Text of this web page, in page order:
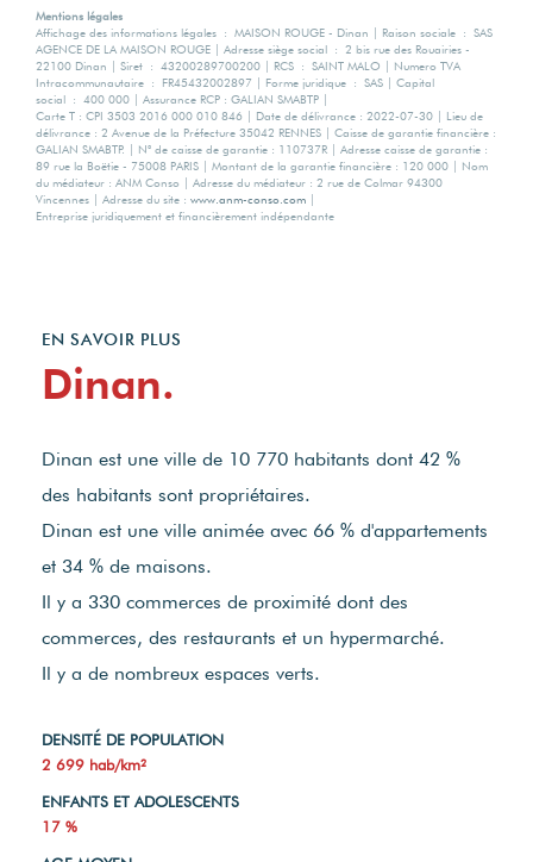
Mentions légales
Affichage des informations légales : MAISON ROUGE - Dinan | Raison sociale : SAS
AGENCE DE LA MAISON ROUGE | Adresse siège social : 2 bis rue des Rouairies -
22100 Dinan | Siret : 43200289700200 | RCS : SAINT MALO | Numero TVA
Intracommunautaire : FR45432002897 | Forme juridique : SAS | Capital
social : 400 000 | Assurance RCP : GALIAN SMABTP |
Carte T : CPI 3503 2016 000 010 846 | Date de délivrance : 2022-07-30 | Lieu de
délivrance : 2 Avenue de la Préfecture 35042 RENNES | Caisse de garantie financière :
GALIAN SMABTP. | N° de caisse de garantie : 110737R | Adresse caisse de garantie :
89 rue la Boëtie - 75008 PARIS | Montant de la garantie financière : 120 000 | Nom
du médiateur : ANM Conso | Adresse du médiateur : 2 rue de Colmar 94300
Vincennes | Adresse du site : www.anm-conso.com
Entreprise juridiquement et financièrement indépendante
EN SAVOIR PLUS
Dinan.
Dinan est une ville de 10 770 habitants dont 42 %
des habitants sont propriétaires.
Dinan est une ville animée avec 66 % d'appartements
et 34 % de maisons.
Il y a 330 commerces de proximité dont des
commerces, des restaurants et un hypermarché.
Il y a de nombreux espaces verts.
DENSITÉ DE POPULATION
2 699 hab/km²
ENFANTS ET ADOLESCENTS
17 %